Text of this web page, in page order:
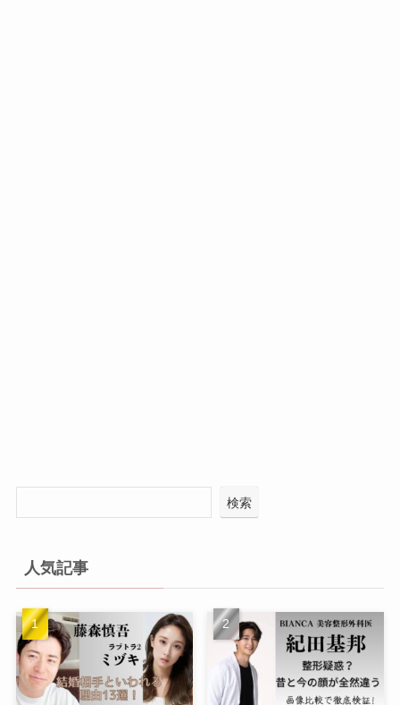
検索
人気記事